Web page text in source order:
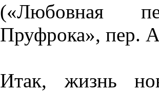
(«Любовная
Пруфрока», пер.
Итак, жизнь